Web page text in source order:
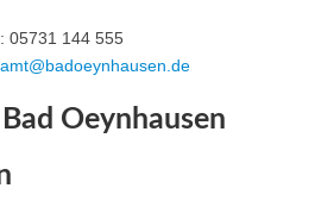
05731 144 555
Oeynhausen